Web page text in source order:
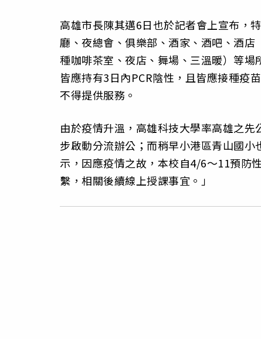
高雄市長陳其邁6日也於記者會上宣布，
廳、夜總會、俱樂部、酒家、酒吧、酒
種咖啡茶室、夜店、舞場、三溫暖）等
皆應持有3日內PCR陰性，且皆應接種疫
不得提供服務。
由於疫情升溫，高雄科技大學率高雄之
步啟動分流辦公；而稍早小港區青山國
示，因應疫情之故，本校自4/6～11預防
繫，相關後續線上授課事宜。」